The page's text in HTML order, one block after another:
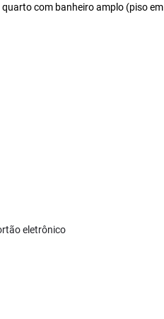
quarto com banheiro amplo (piso em
eletrônico